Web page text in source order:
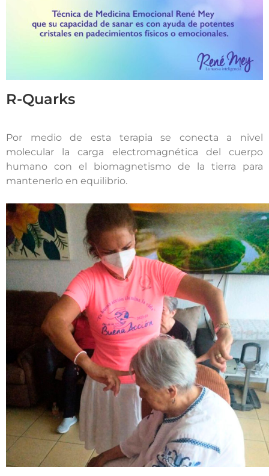
R-Quarks
Por medio de esta terapia se conecta a nivel
molecular la carga electromagnética del cuerpo
humano con el biomagnetismo de la tierra para
mantenerlo en equilibrio.